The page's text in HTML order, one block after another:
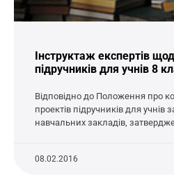
Інструктаж експертів
підручників для учнів 8
Відповідно до Положення про
проектів підручників для учнів
навчальних закладів,
08.02.2016